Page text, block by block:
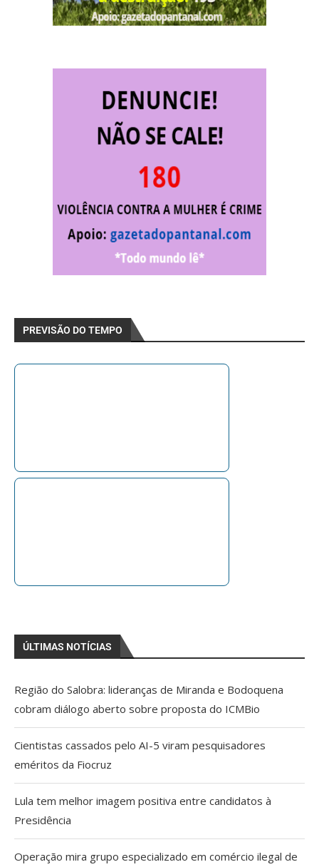
PREVISÃO DO TEMPO
ÚLTIMAS NOTÍCIAS
Região do Salobra: lideranças de Miranda e Bodoquena
cobram diálogo aberto sobre proposta do ICMBio
Cientistas cassados pelo AI-5 viram pesquisadores
eméritos da Fiocruz
Lula tem melhor imagem positiva entre candidatos à
Presidência
Operação mira grupo especializado em comércio ilegal de